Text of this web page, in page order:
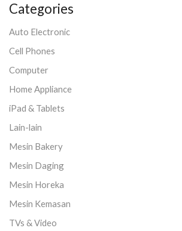
Categories
Auto Electronic
Cell Phones
Computer
Home Appliance
iPad & Tablets
Lain-lain
Mesin Bakery
Mesin Daging
Mesin Horeka
Mesin Kemasan
TVs & Video